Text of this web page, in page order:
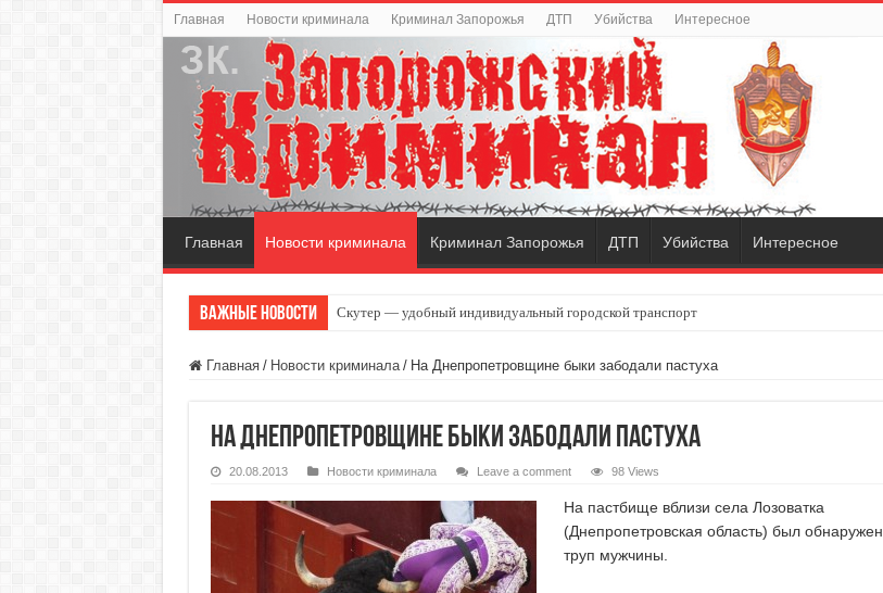
Главная Новости криминала Криминал Запорожья ДТП Убийства Интересное
Главная Новости криминала Криминал Запорожья ДТП Убийства Интересное
Важные новости Скутер — удобный индивидуальный городской транспорт
Главная / Новости криминала / На Днепропетровщине быки забодали пастуха
На Днепропетровщине быки забодали пастуха
20.08.2013 Новости криминала Leave a comment 98 Views
На пастбище вблизи села Лозоватка
(Днепропетровская область) был обнаружен
труп мужчины.